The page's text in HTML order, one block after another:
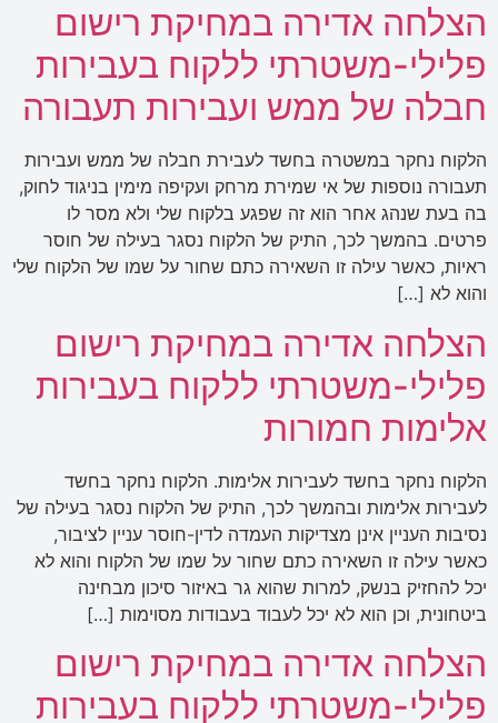
הצלחה אדירה במחיקת רישום
פלילי-משטרתי ללקוח בעבירות
חבלה של ממש ועבירות תעבורה
הלקוח נחקר במשטרה בחשד לעבירת חבלה של ממש ועבירות
תעבורה נוספות של אי שמירת מרחק ועקיפה מימין בניגוד לחוק,
בה בעת שנהג אחר הוא זה שפגע בלקוח שלי ולא מסר לו
פרטים. בהמשך לכך, התיק של הלקוח נסגר בעילה של חוסר
ראיות, כאשר עילה זו השאירה כתם שחור על שמו של הלקוח שלי
והוא לא […]
הצלחה אדירה במחיקת רישום
פלילי-משטרתי ללקוח בעבירות
אלימות חמורות
הלקוח נחקר בחשד לעבירות אלימות. הלקוח נחקר בחשד
לעבירות אלימות ובהמשך לכך, התיק של הלקוח נסגר בעילה של
נסיבות העניין אינן מצדיקות העמדה לדין-חוסר עניין לציבור,
כאשר עילה זו השאירה כתם שחור על שמו של הלקוח והוא לא
יכל להחזיק בנשק, למרות שהוא גר באיזור סיכון מבחינה
ביטחונית, וכן הוא לא יכל לעבוד בעבודות מסוימות […]
הצלחה אדירה במחיקת רישום
פלילי-משטרתי ללקוח בעבירות